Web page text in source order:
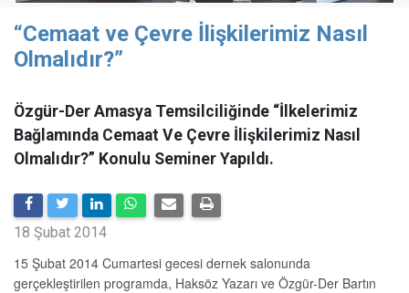
“Cemaat ve Çevre İlişkilerimiz Nasıl
Olmalıdır?”
Özgür-Der Amasya Temsilciliğinde “İlkelerimiz
Bağlamında Cemaat Ve Çevre İlişkilerimiz Nasıl
Olmalıdır?” Konulu Seminer Yapıldı.
18 Şubat 2014
15 Şubat 2014 Cumartesi gecesi dernek salonunda
gerçekleştirilen programda, Haksöz Yazarı ve Özgür-Der Bartın